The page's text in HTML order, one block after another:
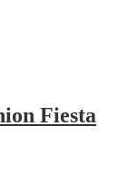
Fiesta